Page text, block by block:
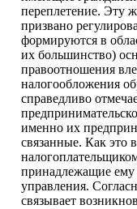
переплетение. Эту
призвано
формируются в
их большинство)
правоотношения
налогообложения
справедливо
именно их
связанные. Как это
принадлежащие ему
управления.
связывает